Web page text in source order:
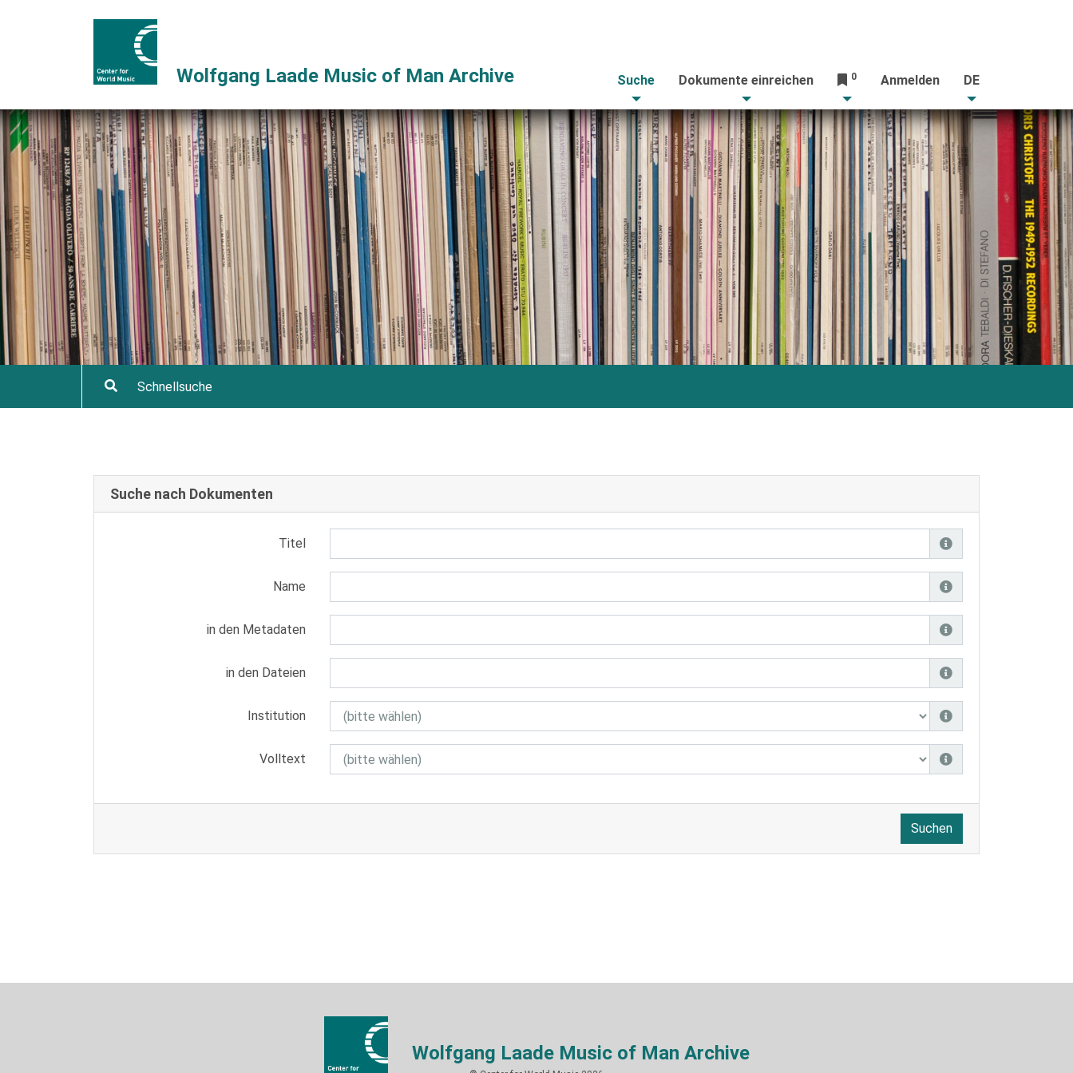
Wolfgang Laade Music of Man Archive Suche Dokumente einreichen 0 Anmelden DE
Suche nach Dokumenten
Titel
Name
in den Metadaten
in den Dateien
Institution
Volltext
Suchen
Wolfgang Laade Music of Man Archive